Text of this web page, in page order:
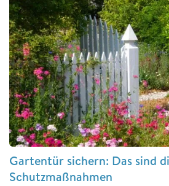
Gartentür sichern: Das sind
Schutzmaßnahmen